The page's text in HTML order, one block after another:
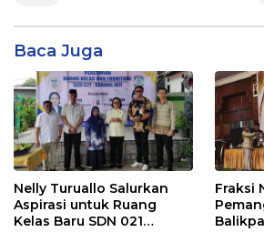
Baca Juga
Nelly Turuallo Salurkan
Aspirasi untuk Ruang
Kelas Baru SDN 021
Fraksi